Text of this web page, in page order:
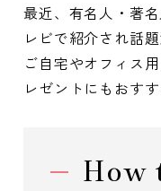
最近、有名人・著
レビで紹介され話
ご自宅やオフィス
レゼントにもおすす
How